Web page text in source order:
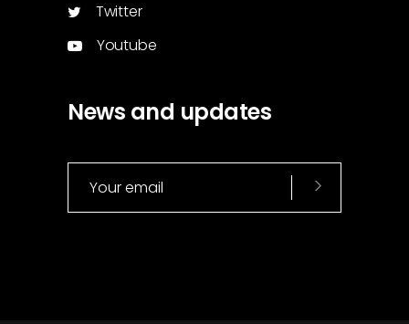
Twitter
Youtube
News and updates